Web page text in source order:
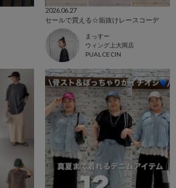
2026.06.27
セールで買える☆垢抜けレースコーデ
まっすー
ウィング上大岡店
PUAL CE CIN